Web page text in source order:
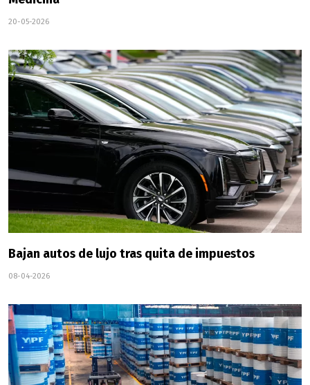
20-05-2026
Bajan autos de lujo tras quita de impuestos
08-04-2026